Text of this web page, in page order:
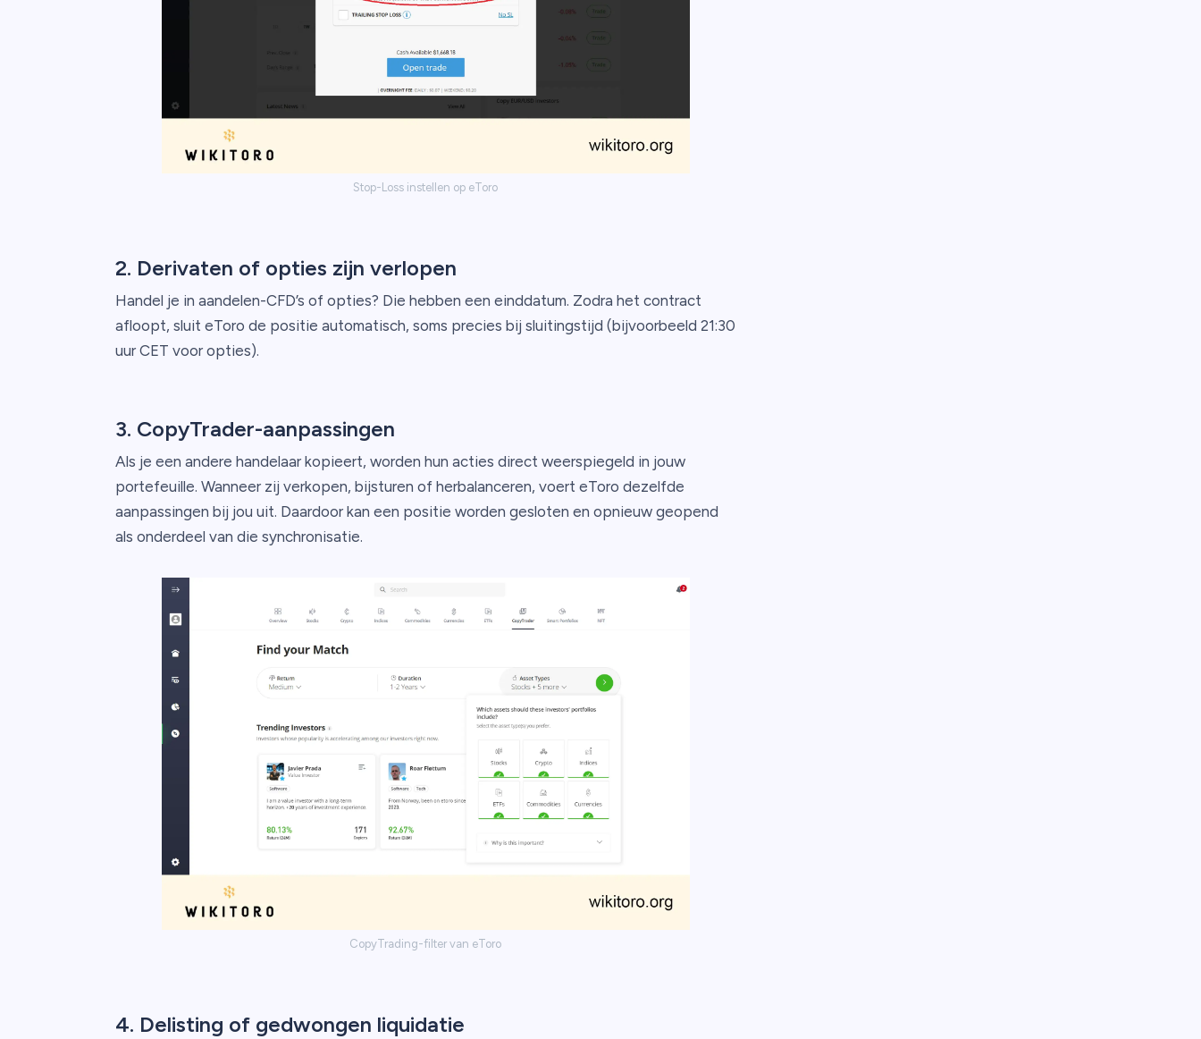
Stop-Loss instellen op eToro
2. Derivaten of opties zijn verlopen
Handel je in aandelen-CFD’s of opties? Die hebben een einddatum. Zodra het contract
afloopt, sluit eToro de positie automatisch, soms precies bij sluitingstijd (bijvoorbeeld 21:30
uur CET voor opties).
3. CopyTrader-aanpassingen
Als je een andere handelaar kopieert, worden hun acties direct weerspiegeld in jouw
portefeuille. Wanneer zij verkopen, bijsturen of herbalanceren, voert eToro dezelfde
aanpassingen bij jou uit. Daardoor kan een positie worden gesloten en opnieuw geopend
als onderdeel van die synchronisatie.
CopyTrading-filter van eToro
4. Delisting of gedwongen liquidatie